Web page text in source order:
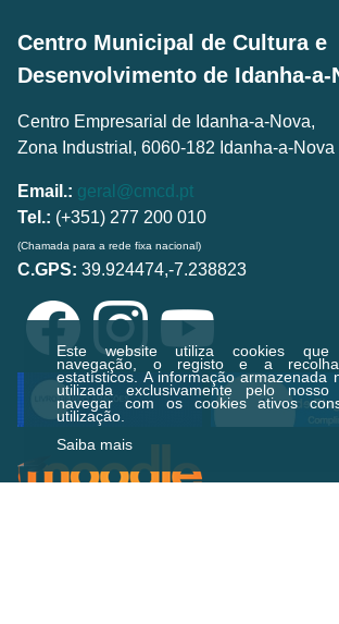
Este website utiliza cookies
navegação, o registo e a
estatísticos.A informação armazenada
utilizada exclusivamente pelo
navegar com os cookies ativos
utilização.
Saiba mais
Centro Municipal de Cultura e
Desenvolvimento de Idanha-a-
Centro Empresarial de Idanha-a-Nova,
Zona Industrial, 6060-182 Idanha-a-Nova
Email.: geral@cmcd.pt
Tel.: (+351) 277 200 010
(Chamada para a rede fixa nacional)
C.GPS: 39.924474,-7.238823